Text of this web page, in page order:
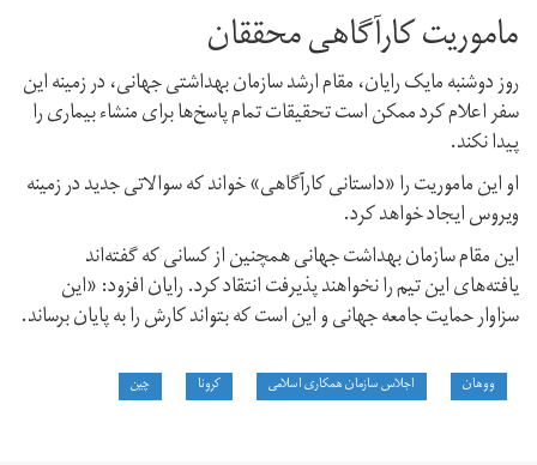
ماموریت کارآگاهی محققان
روز دوشنبه مایک رایان،‌ مقام ارشد سازمان بهداشتی جهانی، در زمینه این
سفر اعلام کرد ممکن است تحقیقات تمام پاسخ‌ها برای منشاء بیماری را
پیدا نکند.
او این ماموریت را «داستانی کارآگاهی» خواند که سوالاتی جدید در زمینه
ویروس ایجاد خواهد کرد.
این مقام سازمان بهداشت جهانی همچنین از کسانی که گفته‌اند
یافته‌های این تیم را نخواهند پذیرفت انتقاد کرد. رایان افزود: «این
سزاوار حمایت جامعه جهانی و این است که بتواند کارش را به پایان برساند.
ووهان اجلاس سازمان همکاری اسلامی کرونا چین